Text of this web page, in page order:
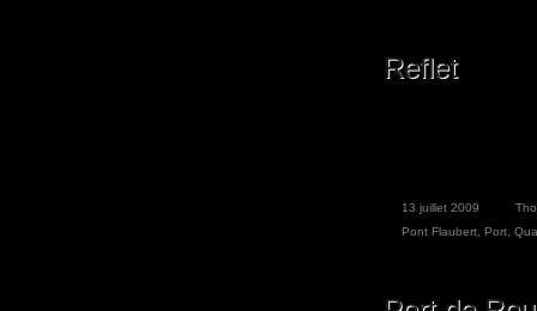
Reflet
13 juillet 2009
Pont Flaubert Port